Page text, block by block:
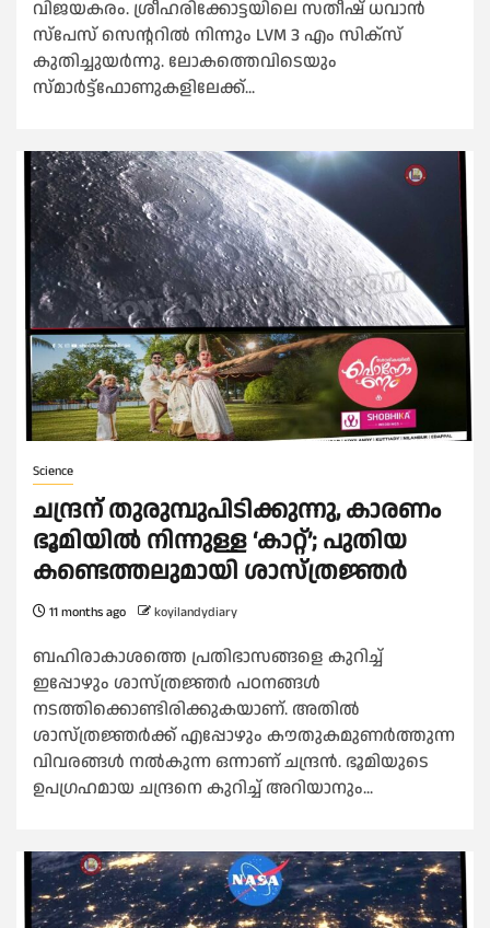
വിജയകരം. ശ്രീഹരിക്കോട്ടയിലെ സതീഷ് ധവാൻ
സ്‌പേസ് സെന്ററിൽ നിന്നും LVM 3 എം സിക്സ്
കുതിച്ചുയർന്നു. ലോകത്തെവിടെയും
സ്മാർട്ട്‌ഫോണുകളിലേക്ക്...
Science
ചന്ദ്രന് തുരുമ്പുപിടിക്കുന്നു, കാരണം
ഭൂമിയില്‍ നിന്നുള്ള ‘കാറ്റ്’; പുതിയ
കണ്ടെത്തലുമായി ശാസ്ത്രജ്ഞർ
11 months ago koyilandydiary
ബഹിരാകാശത്തെ പ്രതിഭാസങ്ങളെ കുറിച്ച്
ഇപ്പോഴും ശാസ്ത്രജ്ഞർ പഠനങ്ങൾ
നടത്തിക്കൊണ്ടിരിക്കുകയാണ്. അതിൽ
ശാസ്ത്രജ്ഞർക്ക് എപ്പോഴും കൗതുകമുണർത്തുന്ന
വിവരങ്ങൾ നൽകുന്ന ഒന്നാണ് ചന്ദ്രൻ. ഭൂമിയുടെ
ഉപ​ഗ്രഹമായ ചന്ദ്രനെ കുറിച്ച് അറിയാനും...